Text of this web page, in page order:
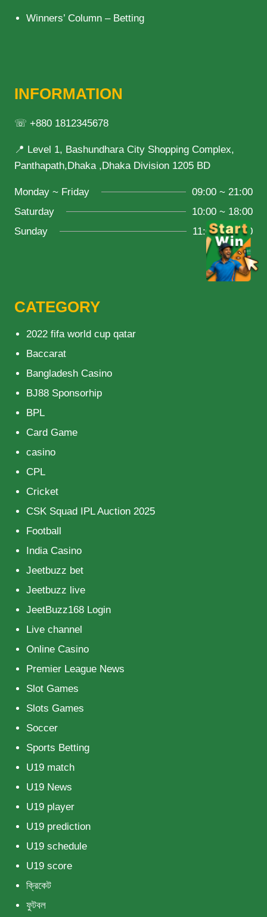
Winners’ Column – Betting
INFORMATION
☏ +880 1812345678
📍 Level 1, Bashundhara City Shopping Complex,
Panthapath,Dhaka ,Dhaka Division 1205 BD
Monday ~ Friday
09:00 ~ 21:00
Saturday
10:00 ~ 18:00
Sunday
11:00 ~ 20:00
CATEGORY
2022 fifa world cup qatar
Baccarat
Bangladesh Casino
BJ88 Sponsorhip
BPL
Card Game
casino
CPL
Cricket
CSK Squad IPL Auction 2025
Football
India Casino
Jeetbuzz bet
Jeetbuzz live
JeetBuzz168 Login
Live channel
Online Casino
Premier League News
Slot Games
Slots Games
Soccer
Sports Betting
U19 match
U19 News
U19 player
U19 prediction
U19 schedule
U19 score
ক্রিকেট
ফুটবল